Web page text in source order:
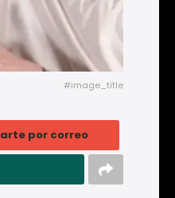
#image_title
por correo